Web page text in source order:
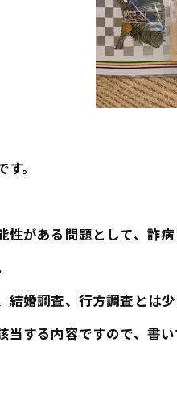
。
性がある問題として、詐
結婚調査、行方調査とは
する内容ですので、書